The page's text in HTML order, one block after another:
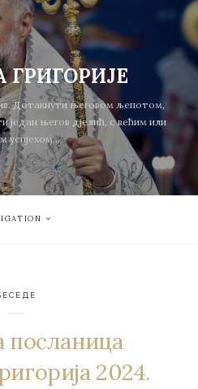
Дотакнути његовом љепотом,
један његов дјелић, с већим или
успјехом...
2024.